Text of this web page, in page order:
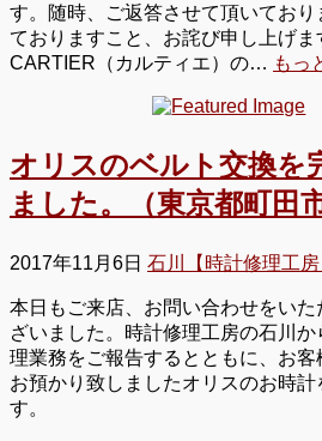
す。随時、ご返答させて頂いており
ておりますこと、お詫び申し上げま
CARTIER（カルティエ）の… もっ
オリスのベルト交換を
ました。（東京都町田
2017年11月6日 石川【時計修理工房
本日もご来店、お問い合わせをい
ざいました。時計修理工房の石川
理業務をご報告するとともに、お客
お預かり致しましたオリスのお時計
す。